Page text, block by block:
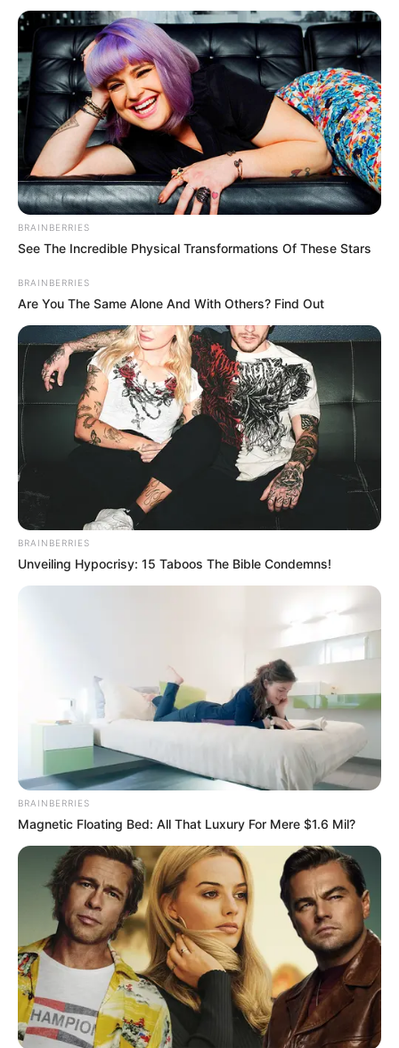
A teljes videó:
BRAINBERRIES
See The Incredible Physical Transformations Of These Stars
BRAINBERRIES
Are You The Same Alone And With Others? Find Out
BRAINBERRIES
Unveiling Hypocrisy: 15 Taboos The Bible Condemns!
BRAINBERRIES
Magnetic Floating Bed: All That Luxury For Mere $1.6 Mil?